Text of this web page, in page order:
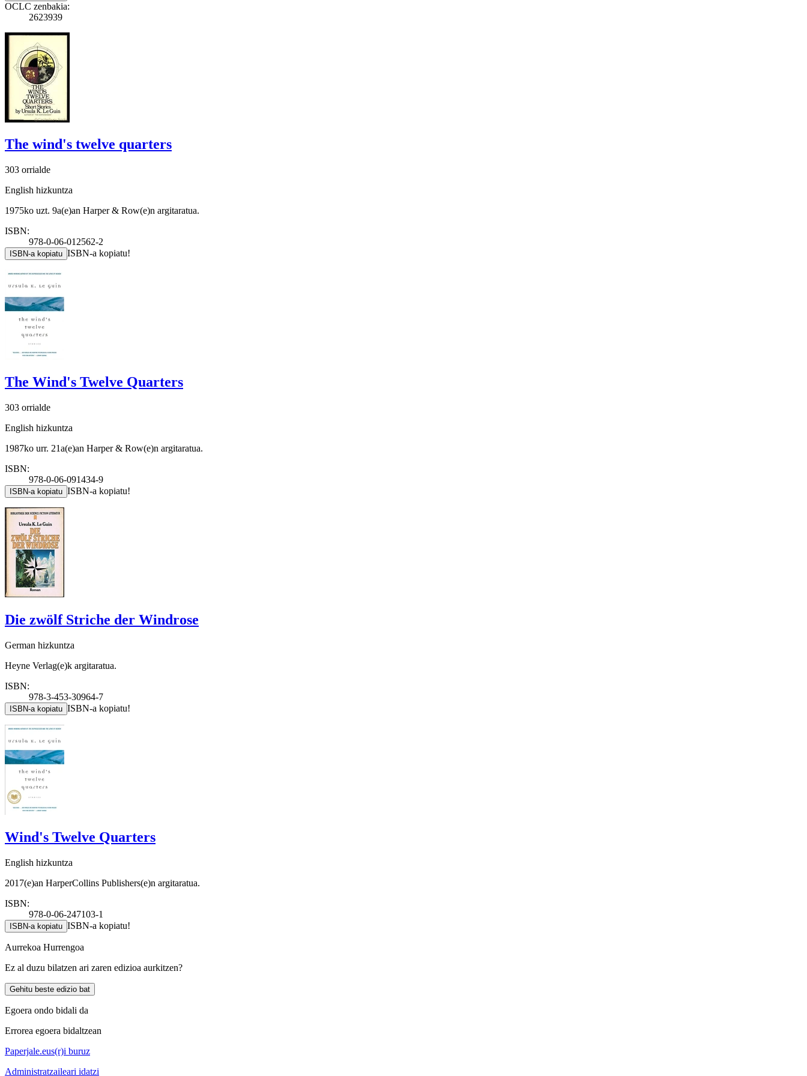
OCLC zenbakia:
2623939
The wind's twelve quarters
303 orrialde
English hizkuntza
1975ko uzt. 9a(e)an Harper & Row(e)n argitaratua.
ISBN:
978-0-06-012562-2
ISBN-a kopiatu ISBN-a kopiatu!
The Wind's Twelve Quarters
303 orrialde
English hizkuntza
1987ko urr. 21a(e)an Harper & Row(e)n argitaratua.
ISBN:
978-0-06-091434-9
ISBN-a kopiatu ISBN-a kopiatu!
Die zwölf Striche der Windrose
German hizkuntza
Heyne Verlag(e)k argitaratua.
ISBN:
978-3-453-30964-7
ISBN-a kopiatu ISBN-a kopiatu!
Wind's Twelve Quarters
English hizkuntza
2017(e)an HarperCollins Publishers(e)n argitaratua.
ISBN:
978-0-06-247103-1
ISBN-a kopiatu ISBN-a kopiatu!
Aurrekoa Hurrengoa
Ez al duzu bilatzen ari zaren edizioa aurkitzen?
Gehitu beste edizio bat
Egoera ondo bidali da
Errorea egoera bidaltzean
Paperjale.eus(r)i buruz
Administratzaileari idatzi